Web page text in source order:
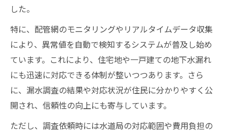
した。
特に、配管網のモニタリングやリアルタイムデータ収集
により、異常値を自動で検知するシステムが普及し始め
ています。これにより、住宅地や一戸建ての地下水漏れ
にも迅速に対応できる体制が整いつつあります。さら
に、漏水調査の結果や対応状況が住民に分かりやすく公
開され、信頼性の向上にも寄与しています。
ただし、調査依頼時には水道局の対応範囲や費用負担の